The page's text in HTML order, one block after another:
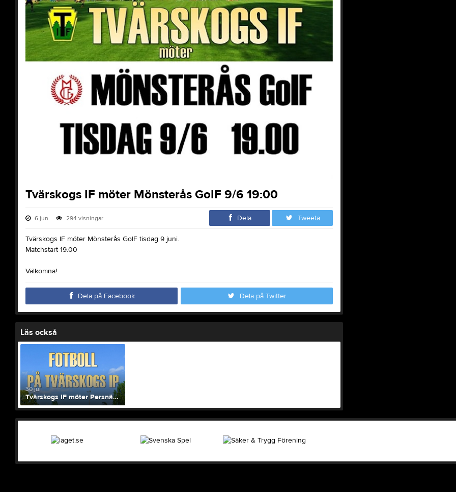
Tvärskogs IF möter Mönsterås GoIF 9/6 19:00
6 jun 294visningar Dela Tweeta
Tvärskogs IF möter Mönsterås GoIF tisdag 9 juni.
Matchstart 19.00
Välkomna!
Dela på Facebook Dela på Twitter
Läs också
30 jul
Tvärskogs IF möter Persnäs AIF 4/8 19:00